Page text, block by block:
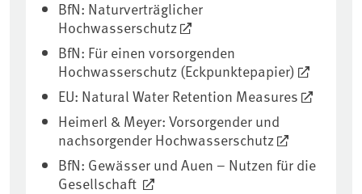
BfN: Naturverträglicher
Hochwasserschutz
BfN: Für einen vorsorgenden
Hochwasserschutz (Eckpunktepapier)
EU: Natural Water Retention Measures
Heimerl & Meyer: Vorsorgender und
nachsorgender Hochwasserschutz
BfN: Gewässer und Auen – Nutzen für die
Gesellschaft